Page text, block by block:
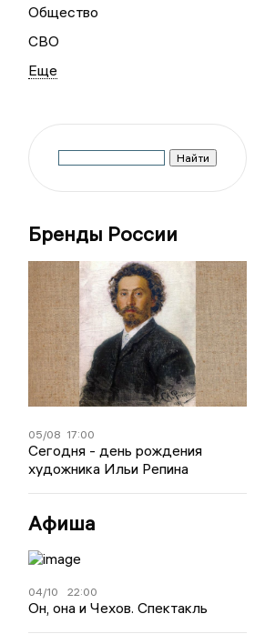
Общество
СВО
Бренды России
05/08 17:00
Сегодня - день рождения
художника Ильи Репина
Афиша
04/10 22:00
Он, она и Чехов. Спектакль